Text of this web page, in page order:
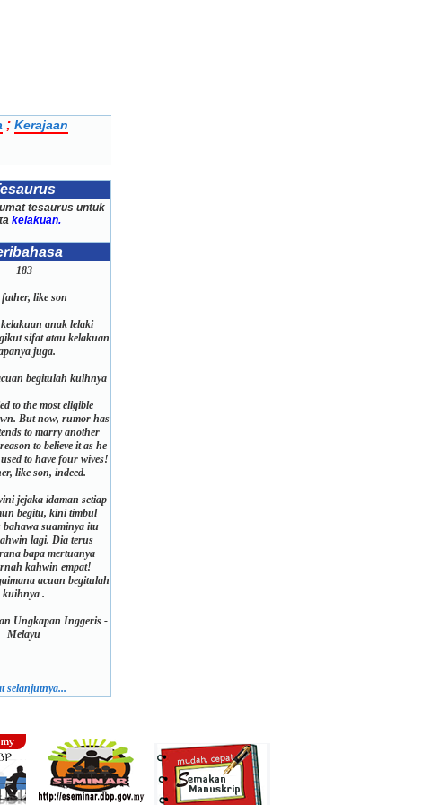
; Kerajaan
tesaurus untuk
kelakuan.
183
like son
anak lelaki
sifat atau kelakuan
juga.
begitulah kuihnya
to the most eligible
But now, rumor has
to marry another
to believe it as he
to have four wives!
like son, indeed.
jejaka idaman setiap
begitu, kini timbul
bahawa suaminya itu
lagi. Dia terus
bapa mertuanya
kahwin empat!
acuan begitulah
kuihnya .
Ungkapan Inggeris -
Melayu
selanjutnya...